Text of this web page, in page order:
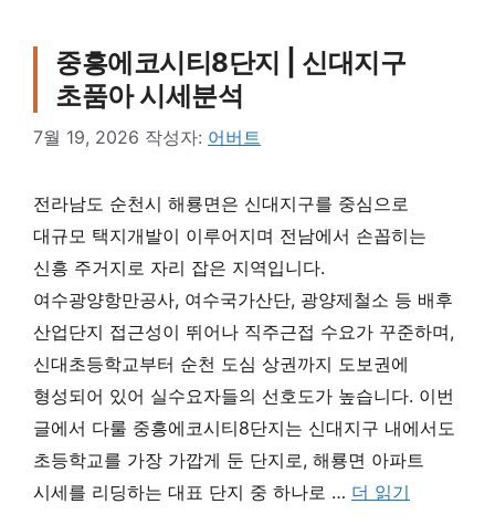
중흥에코시티8단지 | 신대지구
초품아 시세분석
7월 19, 2026 작성자: 어버트
전라남도 순천시 해룡면은 신대지구를 중심으로
대규모 택지개발이 이루어지며 전남에서 손꼽히는
신흥 주거지로 자리 잡은 지역입니다.
여수광양항만공사, 여수국가산단, 광양제철소 등 배후
산업단지 접근성이 뛰어나 직주근접 수요가 꾸준하며,
신대초등학교부터 순천 도심 상권까지 도보권에
형성되어 있어 실수요자들의 선호도가 높습니다. 이번
글에서 다룰 중흥에코시티8단지는 신대지구 내에서도
초등학교를 가장 가깝게 둔 단지로, 해룡면 아파트
시세를 리딩하는 대표 단지 중 하나로 … 더 읽기